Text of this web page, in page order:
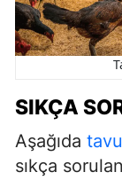
SIKÇA
Aşağıda
sıkça